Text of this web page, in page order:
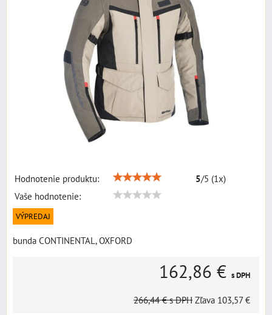
Hodnotenie produktu: 5/5 (1x)
Vaše hodnotenie:
VÝPREDAJ
bunda CONTINENTAL, OXFORD
162,86 € s DPH
266,44 € s DPH Zľava 103,57 €